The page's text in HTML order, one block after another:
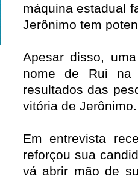
máquina estadual
Jerônimo tem
Apesar disso,
nome de Rui na
resultados das
vitória de
Em entrevista
reforçou sua
vá abrir mão de